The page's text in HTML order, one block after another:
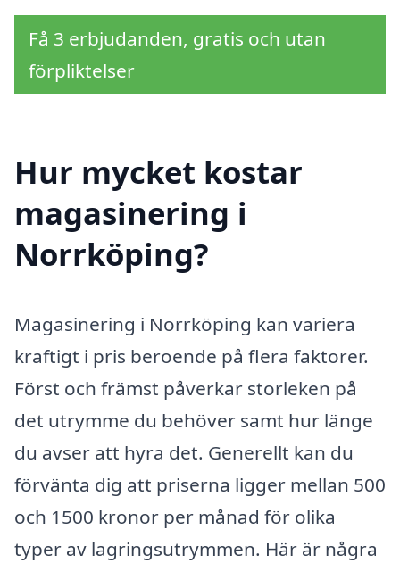
Få 3 erbjudanden, gratis och utan
förpliktelser
Hur mycket kostar
magasinering i
Norrköping?
Magasinering i Norrköping kan variera
kraftigt i pris beroende på flera faktorer.
Först och främst påverkar storleken på
det utrymme du behöver samt hur länge
du avser att hyra det. Generellt kan du
förvänta dig att priserna ligger mellan 500
och 1500 kronor per månad för olika
typer av lagringsutrymmen. Här är några